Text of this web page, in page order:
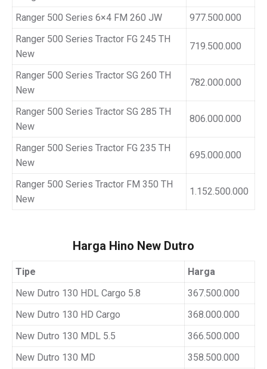
Ranger 500 Series 6×4 FM 260 JW
977.500.000
Ranger 500 Series Tractor FG 245 TH
New
719.500.000
Ranger 500 Series Tractor SG 260 TH
New
782.000.000
Ranger 500 Series Tractor SG 285 TH
New
806.000.000
Ranger 500 Series Tractor FG 235 TH
New
695.000.000
Ranger 500 Series Tractor FM 350 TH
New
1.152.500.000
Harga Hino New Dutro
Tipe
Harga
New Dutro 130 HDL Cargo 5.8
367.500.000
New Dutro 130 HD Cargo
368.000.000
New Dutro 130 MDL 5.5
366.500.000
New Dutro 130 MD
358.500.000